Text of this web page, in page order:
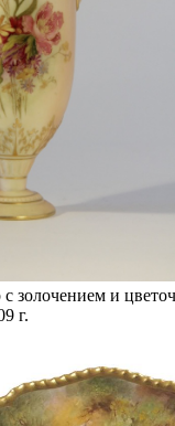
с золочением и
г.